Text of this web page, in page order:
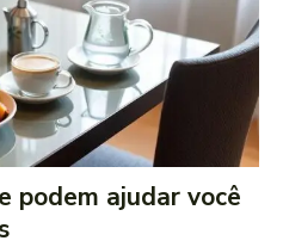
podem ajudar você